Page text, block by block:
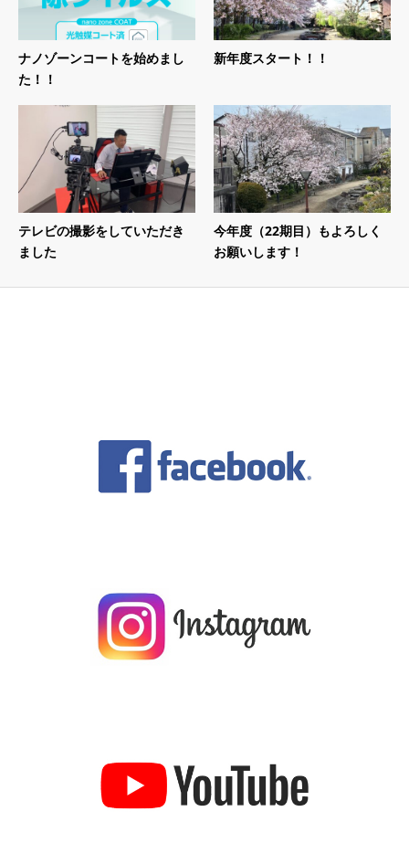
ナノゾーンコートを始めまし
た！！
新年度スタート！！
テレビの撮影をしていただき
ました
今年度（22期目）もよろしく
お願いします！